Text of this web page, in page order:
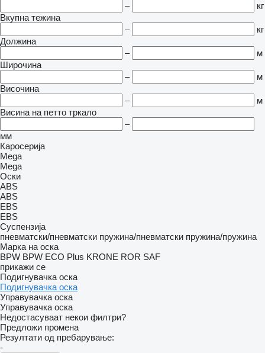
–
кг
Вкупна тежина
–
кг
Должина
–
м
Широчина
–
м
Височина
–
м
Висина на петто тркало
–
мм
Каросерија
Mega
Mega
Оски
ABS
ABS
EBS
EBS
Суспензија
пневматски/пневматски пружина/пневматски пружина/пружина
Марка на оска
BPW BPW ECO Plus KRONE ROR SAF
прикажи се
Подигнувачка оска
Подигнувачка оска
Управувачка оска
Управувачка оска
Недостасуваат некои филтри?
Предложи промена
Резултати од пребарување:
-